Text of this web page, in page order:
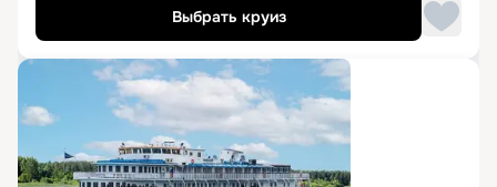
Выбрать круиз